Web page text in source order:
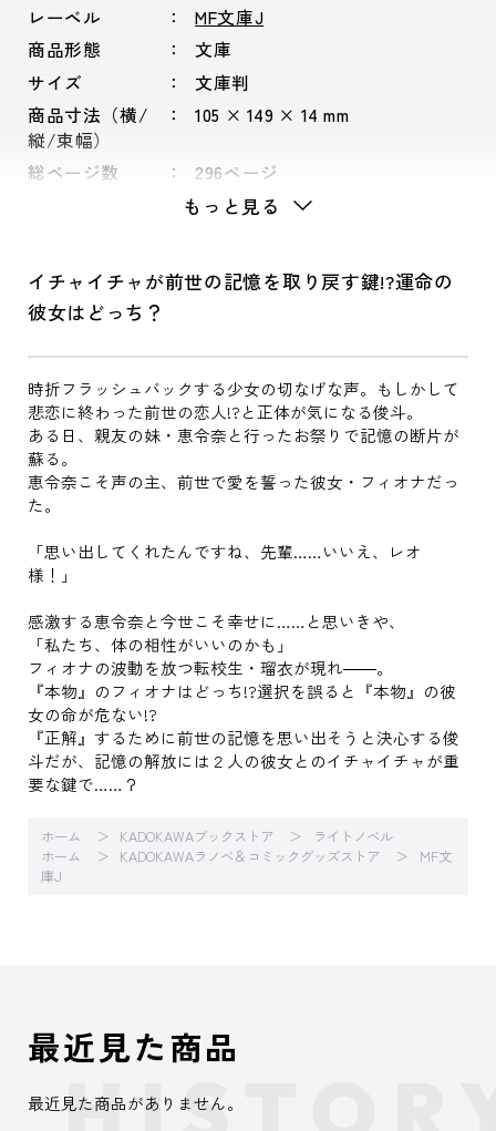
レーベル
MF文庫J
商品形態
文庫
サイズ
文庫判
商品寸法（横/
縦/束幅）
105 × 149 × 14 mm
総ページ数 296ページ
もっと見る
イチャイチャが前世の記憶を取り戻す鍵!?運命の
彼女はどっち？
時折フラッシュバックする少女の切なげな声。もしかして
悲恋に終わった前世の恋人!?と正体が気になる俊斗。
ある日、親友の妹・恵令奈と行ったお祭りで記憶の断片が
蘇る。
恵令奈こそ声の主、前世で愛を誓った彼女・フィオナだっ
た。
「思い出してくれたんですね、先輩……いいえ、レオ
様！」
感激する恵令奈と今世こそ幸せに……と思いきや、
「私たち、体の相性がいいのかも」
フィオナの波動を放つ転校生・瑠衣が現れ――。
『本物』のフィオナはどっち!?選択を誤ると『本物』の彼
女の命が危ない!?
『正解』するために前世の記憶を思い出そうと決心する俊
斗だが、記憶の解放には２人の彼女とのイチャイチャが重
要な鍵で……？
ホーム KADOKAWAブックストア
ライトノベル
ホーム
KADOKAWAラノベ＆コミックグッズストア
MF文
庫J
最近見た商品
最近見た商品がありません。